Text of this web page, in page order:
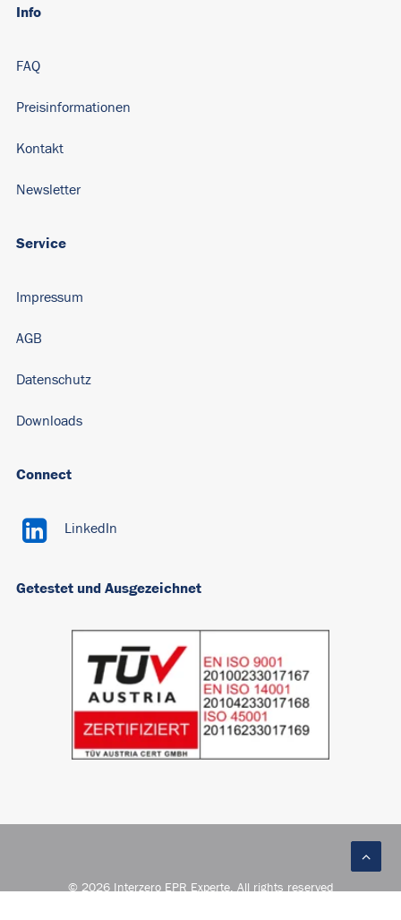
Service
Impressum
AGB
Datenschutz
Downloads
Info
FAQ
Preisinformationen
Kontakt
Newsletter
Connect
LinkedIn
Getestet und Ausgezeichnet
© 2026 Interzero EPR Experte. All rights reserved